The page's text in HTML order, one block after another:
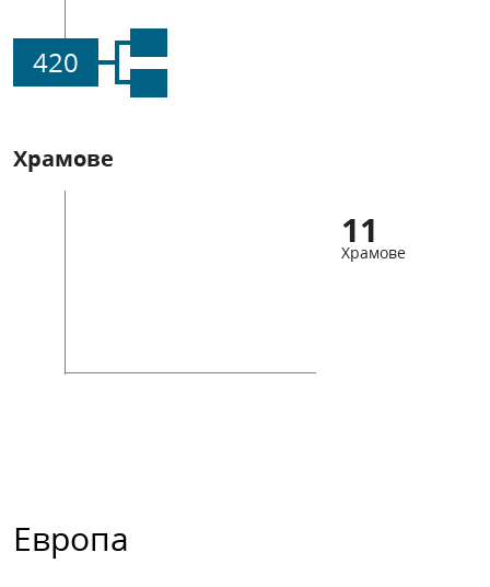
420
Храмове
11
Храмове
Европа